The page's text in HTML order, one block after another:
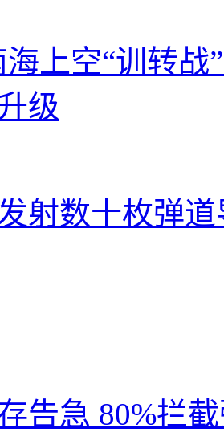
海上空“训转
级
射数十枚弹
告急 80%拦